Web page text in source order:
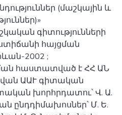
(մաշկային և
գիտությունների
հայցման
2002 ;
հաստատված է ՀՀ ԱՆ
ԱԱՒ գիտական
խորհրդատու՝ Վ. Ա.
ընդդիմախոսներ՝ Մ. Ե.